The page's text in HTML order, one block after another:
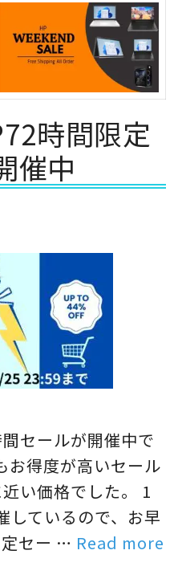
時間限定
催中
セールが開催中で
お得度が高いセール
い価格でした。 1
しているので、お早
セー … Read more